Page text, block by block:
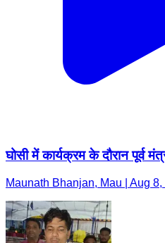
घोसी में कार्यक्रम के दौरान पूर्व
Maunath Bhanjan, Mau | Aug